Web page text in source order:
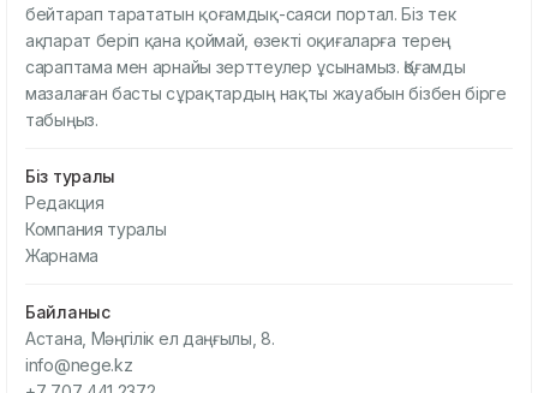
бейтарап тарататын қоғамдық-саяси портал. Біз тек
ақпарат беріп қана қоймай, өзекті оқиғаларға терең
сараптама мен арнайы зерттеулер ұсынамыз. Қоғамды
мазалаған басты сұрақтардың нақты жауабын бізбен бірге
табыңыз.
Біз туралы
Редакция
Компания туралы
Жарнама
Байланыс
Астана, Мәңгілік ел даңғылы, 8.
info@nege.kz